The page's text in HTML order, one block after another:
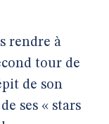
rendre à
tour de
de son
ses « stars